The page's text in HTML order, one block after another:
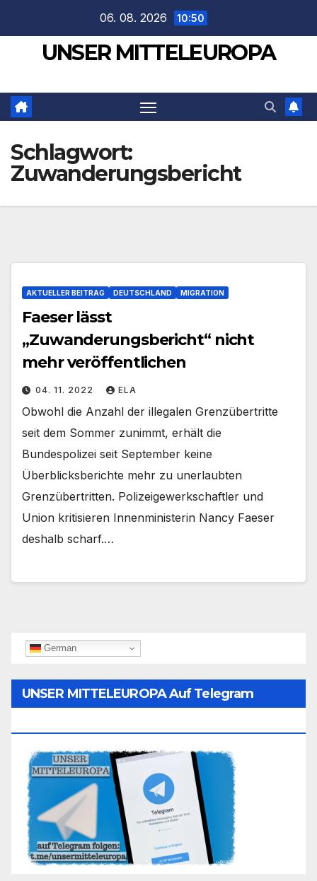
springen
06. 08. 2026 10:50
UNSER MITTELEUROPA
Schlagwort:
Zuwanderungsbericht
AKTUELLER BEITRAG DEUTSCHLAND MIGRATION
Faeser lässt
„Zuwanderungsbericht“ nicht
mehr veröffentlichen
04. 11. 2022 ELA
Obwohl die Anzahl der illegalen Grenzübertritte
seit dem Sommer zunimmt, erhält die
Bundespolizei seit September keine
Überblicksberichte mehr zu unerlaubten
Grenzübertritten. Polizeigewerkschaftler und
Union kritisieren Innenministerin Nancy Faeser
deshalb scharf.…
German
UNSER MITTELEUROPA Auf Telegram